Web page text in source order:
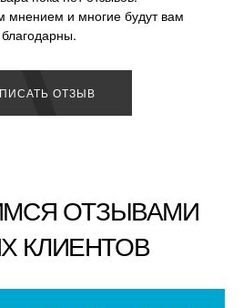
мнением и многие будут вам
благодарны.
ОТЗЫВ
ОТЗЫВАМИ
КЛИЕНТОВ